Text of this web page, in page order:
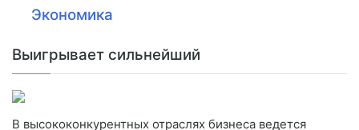
Экономика
Выигрывает сильнейший
В высококонкурентных отраслях бизнеса ведется